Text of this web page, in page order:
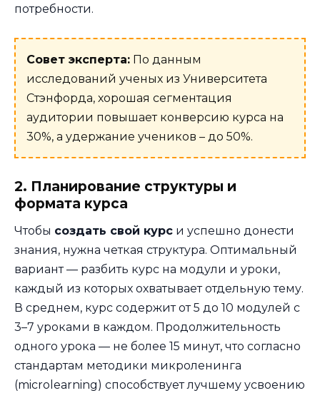
потребности.
Совет эксперта: По данным
исследований ученых из Университета
Стэнфорда, хорошая сегментация
аудитории повышает конверсию курса на
30%, а удержание учеников – до 50%.
2. Планирование структуры и
формата курса
Чтобы создать свой курс и успешно донести
знания, нужна четкая структура. Оптимальный
вариант — разбить курс на модули и уроки,
каждый из которых охватывает отдельную тему.
В среднем, курс содержит от 5 до 10 модулей с
3–7 уроками в каждом. Продолжительность
одного урока — не более 15 минут, что согласно
стандартам методики микроленинга
(microlearning) способствует лучшему усвоению